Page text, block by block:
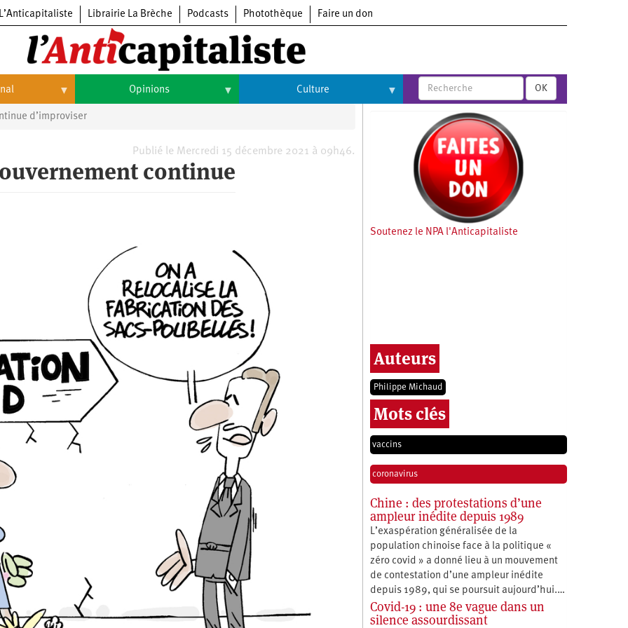
L’Anticapitaliste Librairie La Brèche Podcasts Photothèque Faire un don
Opinions Culture
Arts
OK
d’improviser
Publié le Mercredi 15 décembre 2021 à 09h46.
continue
Soutenez le NPA l'Anticapitaliste
Auteurs
Philippe Michaud
Mots clés
vaccins
coronavirus
Chine : des protestations d’une
ampleur inédite depuis 1989
L’exaspération généralisée de la
population chinoise face à la politique «
zéro covid » a donné lieu à un mouvement
de contestation d’une ampleur inédite
depuis 1989, qui se poursuit aujourd’hui.…
Covid-19 : une 8e vague dans un
silence assourdissant